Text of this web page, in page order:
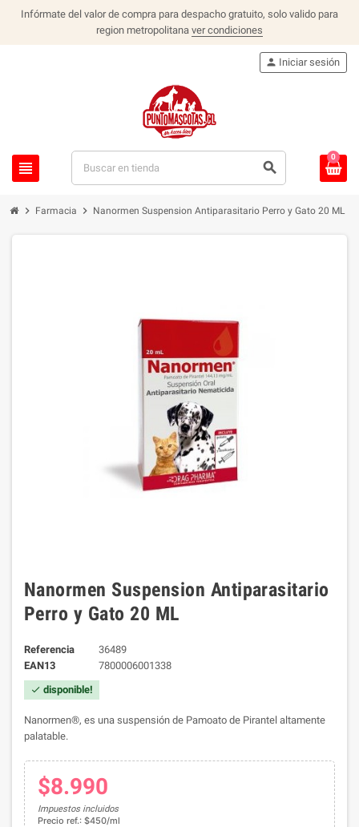
Infórmate del valor de compra para despacho gratuito, solo valido para
region metropolitana ver condiciones
view_headline search
person Iniciar sesión
0
chevron_right Farmacia chevron_right Nanormen Suspension Antiparasitario Perro y Gato 20 ML
Nanormen Suspension Antiparasitario
Perro y Gato 20 ML
Referencia
36489
EAN13
7800006001338
check disponible!
Nanormen®, es una suspensión de Pamoato de Pirantel altamente
palatable.
$8.990
Impuestos incluidos
Precio ref.: $450/ml